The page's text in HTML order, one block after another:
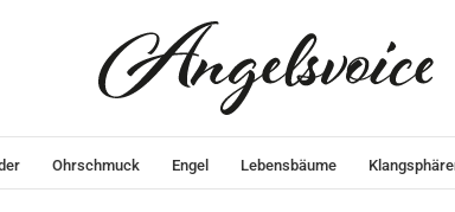
Ohrschmuck Engel Lebensbäume